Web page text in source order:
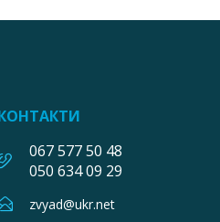
067 577 50 48
050 634 09 29
zvyad@ukr.net